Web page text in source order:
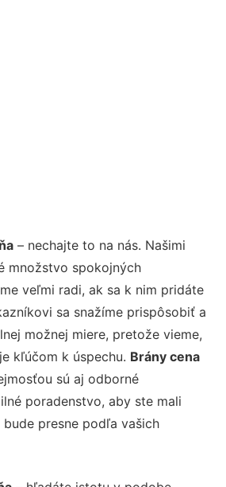
– nechajte to na nás. Našimi
množstvo spokojných
veľmi radi, ak sa k nim pridáte
sa snažíme prispôsobiť a
možnej miere, pretože vieme,
kľúčom k úspechu. Brány cena
sú aj odborné
poradenstvo, aby ste mali
presne podľa vašich